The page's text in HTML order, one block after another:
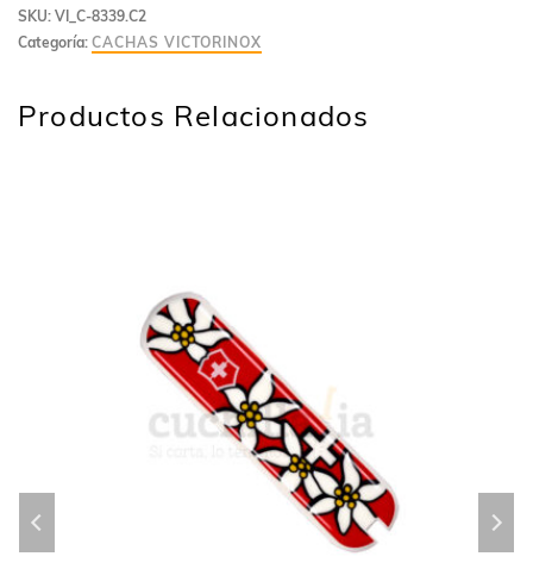
SKU: VI_C-8339.C2
Categoría: CACHAS VICTORINOX
Productos Relacionados